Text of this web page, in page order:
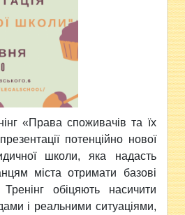
«Права споживачів та їх
потенційно нової
школи, яка надасть
міста отримати базові
обіцяють насичити
і реальними ситуаціями,